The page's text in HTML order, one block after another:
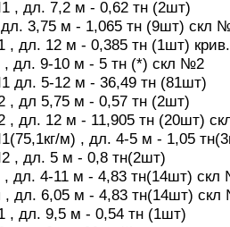
, дл. 7,2 м - 0,62 тн (2шт)
3,75 м - 1,065 тн (9шт) скл
, дл. 12 м - 0,385 тн (1шт) крив.
, дл. 9-10 м - 5 тн (*) скл №2
дл. 5-12 м - 36,49 тн (81шт)
, дл 5,75 м - 0,57 тн (2шт)
, дл. 12 м - 11,905 тн (20шт)
м) , дл. 4-5 м - 1,05
, дл. 5 м - 0,8 тн(2шт)
, дл. 4-11 м - 4,83 тн(14шт)
, дл. 6,05 м - 4,83 тн(14шт)
, дл. 9,5 м - 0,54 тн (1шт)